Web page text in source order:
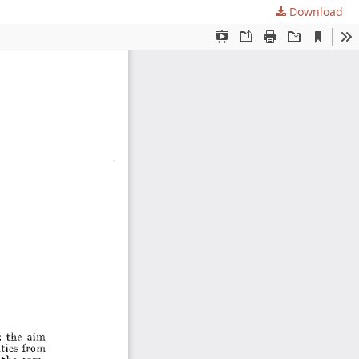
Download